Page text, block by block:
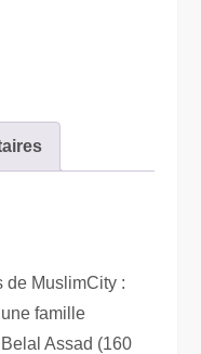
de MuslimCity :
famille
Assad (160